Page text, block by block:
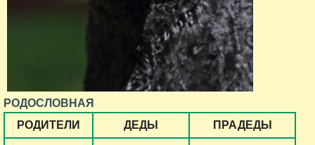
РОДОСЛОВНАЯ
РОДИТЕЛИ
ДЕДЫ ПРАДЕДЫ